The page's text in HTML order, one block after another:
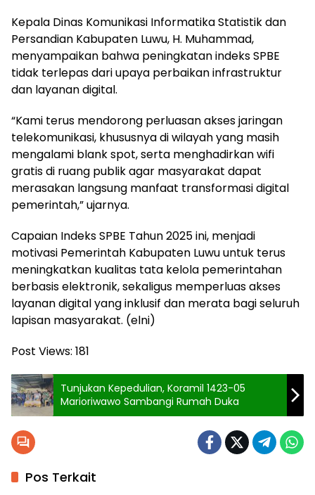
Kepala Dinas Komunikasi Informatika Statistik dan
Persandian Kabupaten Luwu, H. Muhammad,
menyampaikan bahwa peningkatan indeks SPBE
tidak terlepas dari upaya perbaikan infrastruktur
dan layanan digital.
“Kami terus mendorong perluasan akses jaringan
telekomunikasi, khususnya di wilayah yang masih
mengalami blank spot, serta menghadirkan wifi
gratis di ruang publik agar masyarakat dapat
merasakan langsung manfaat transformasi digital
pemerintah,” ujarnya.
Capaian Indeks SPBE Tahun 2025 ini, menjadi
motivasi Pemerintah Kabupaten Luwu untuk terus
meningkatkan kualitas tata kelola pemerintahan
berbasis elektronik, sekaligus memperluas akses
layanan digital yang inklusif dan merata bagi seluruh
lapisan masyarakat. (elni)
Post Views: 181
Tunjukan Kepedulian, Koramil 1423-05
Marioriwawo Sambangi Rumah Duka
Pos Terkait